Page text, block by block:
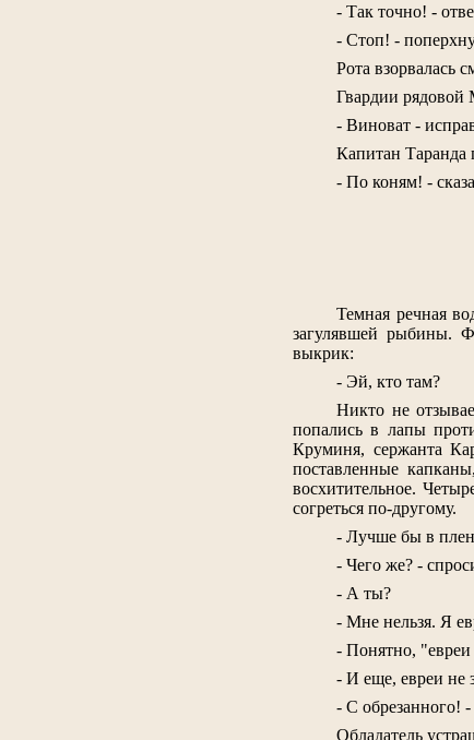
- Так точно! -
- Стоп! -
Рота взорвалась
Гвардии рядовой
- Виноват -
Капитан Таранда
- По коням! -
Темная речная
загулявшей рыбины.
выкрик:
- Эй, кто там?
Никто не
попались в лапы
Круминя, сержанта
поставленные
восхитительное.
согреться по-другому.
- Лучше бы в
- Чего же? -
- А ты?
- Мне нельзя. Я
- Понятно,
- И еще, евреи не
- С обрезанного!
Обладатель